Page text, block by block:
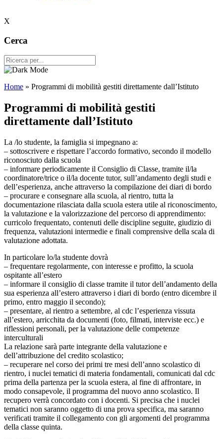
X
Cerca
Home » Programmi di mobilità gestiti direttamente dall’Istituto
Programmi di mobilità gestiti
direttamente dall’Istituto
La /lo studente, la famiglia si impegnano a:
– sottoscrivere e rispettare l’accordo formativo, secondo il modello
riconosciuto dalla scuola
– informare periodicamente il Consiglio di Classe, tramite il/la
coordinatore/trice o il/la docente tutor, sull’andamento degli studi e
dell’esperienza, anche attraverso la compilazione dei diari di bordo
– procurare e consegnare alla scuola, al rientro, tutta la
documentazione rilasciata dalla scuola estera utile al riconoscimento,
la valutazione e la valorizzazione del percorso di apprendimento:
curricolo frequentato, contenuti delle discipline seguite, giudizio di
frequenza, valutazioni intermedie e finali comprensive della scala di
valutazione adottata.
In particolare lo/la studente dovrà
– frequentare regolarmente, con interesse e profitto, la scuola
ospitante all’estero
– informare il consiglio di classe tramite il tutor dell’andamento della
sua esperienza all’estero attraverso i diari di bordo (entro dicembre il
primo, entro maggio il secondo);
– presentare, al rientro a settembre, al cdc l’esperienza vissuta
all’estero, arricchita da documenti (foto, filmati, interviste ecc.) e
riflessioni personali, per la valutazione delle competenze
interculturali
La relazione sarà parte integrante della valutazione e
dell’attribuzione del credito scolastico;
– recuperare nel corso dei primi tre mesi dell’anno scolastico di
rientro, i nuclei tematici di materia fondamentali, comunicati dal cdc
prima della partenza per la scuola estera, al fine di affrontare, in
modo consapevole, il programma del nuovo anno scolastico. Il
recupero verrà concordato con i docenti. Si precisa che i nuclei
tematici non saranno oggetto di una prova specifica, ma saranno
verificati tramite il collegamento con gli argomenti del programma
della classe quinta.